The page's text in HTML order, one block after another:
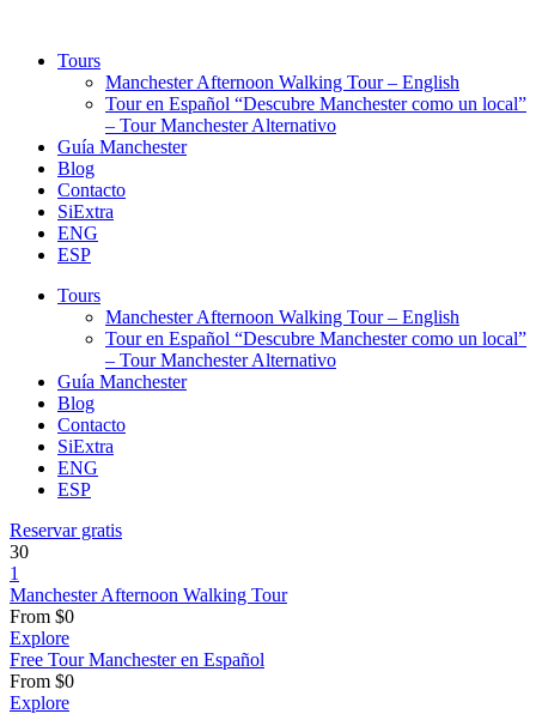
Tours
Manchester Afternoon Walking Tour – English
Tour en Español “Descubre Manchester como un local”
– Tour Manchester Alternativo
Guía Manchester
Blog
Contacto
SiExtra
ENG
ESP
Tours
Manchester Afternoon Walking Tour – English
Tour en Español “Descubre Manchester como un local”
– Tour Manchester Alternativo
Guía Manchester
Blog
Contacto
SiExtra
ENG
ESP
Reservar gratis
30
1
Manchester Afternoon Walking Tour
From $0
Explore
Free Tour Manchester en Español
From $0
Explore